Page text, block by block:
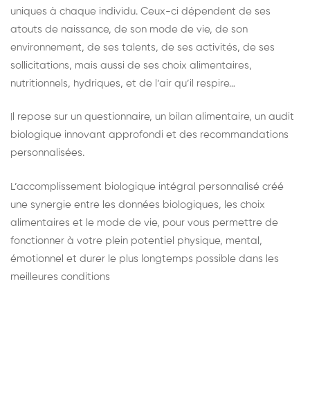
uniques à chaque individu. Ceux-ci dépendent de ses
atouts de naissance, de son mode de vie, de son
environnement, de ses talents, de ses activités, de ses
sollicitations, mais aussi de ses choix alimentaires,
nutritionnels, hydriques, et de l’air qu’il respire…
Il repose sur un questionnaire, un bilan alimentaire, un audit
biologique innovant approfondi et des recommandations
personnalisées.
L’accomplissement biologique intégral personnalisé créé
une synergie entre les données biologiques, les choix
alimentaires et le mode de vie, pour vous permettre de
fonctionner à votre plein potentiel physique, mental,
émotionnel et durer le plus longtemps possible dans les
meilleures conditions